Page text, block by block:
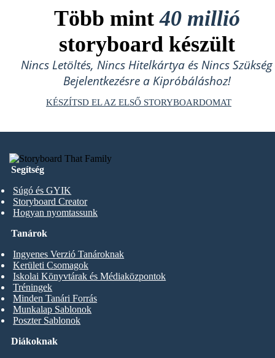
Több mint40 millió
storyboard készült
Nincs Letöltés, Nincs Hitelkártya és Nincs Szükség
Bejelentkezésre a Kipróbáláshoz!
KÉSZÍTSD EL AZ ELSŐ STORYBOARDOMAT
Segítség
Súgó és GYIK
Storyboard Creator
Hogyan nyomtassunk
Diákoknak
Tanárok
Ingyenes Verzió Tanároknak
Kerületi Csomagok
Iskolai Könyvtárak és Médiaközpontok
Tréningek
Minden Tanári Forrás
Munkalap Sablonok
Poszter Sablonok